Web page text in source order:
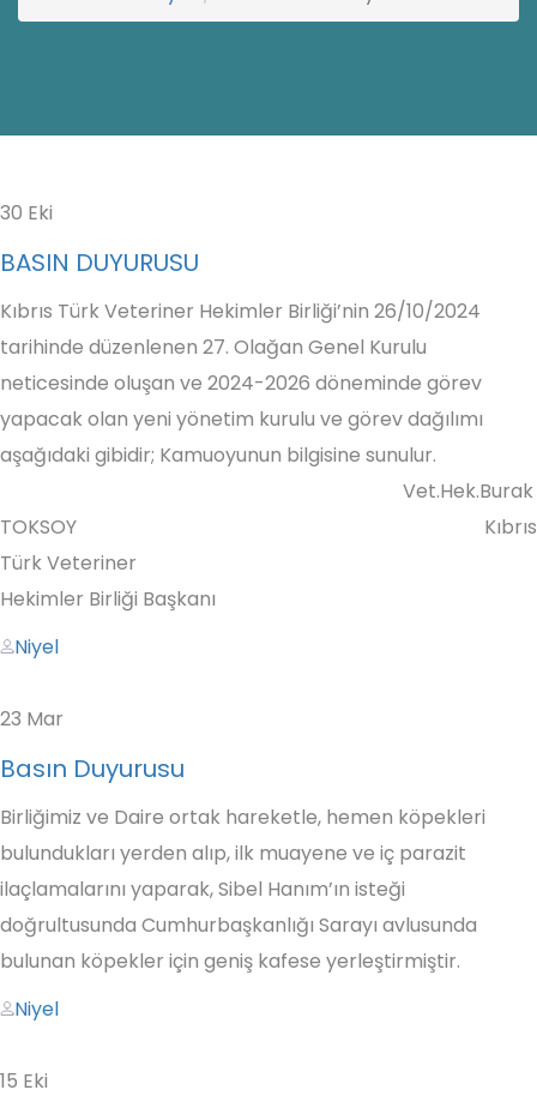
30 Eki
BASIN DUYURUSU
Kıbrıs Türk Veteriner Hekimler Birliği’nin 26/10/2024
tarihinde düzenlenen 27. Olağan Genel Kurulu
neticesinde oluşan ve 2024-2026 döneminde görev
yapacak olan yeni yönetim kurulu ve görev dağılımı
aşağıdaki gibidir; Kamuoyunun bilgisine sunulur.
Vet.Hek.Burak
TOKSOY Kıbrıs
Türk Veteriner
Hekimler Birliği Başkanı
Author
Niyel
23 Mar
Basın Duyurusu
Birliğimiz ve Daire ortak hareketle, hemen köpekleri
bulundukları yerden alıp, ilk muayene ve iç parazit
ilaçlamalarını yaparak, Sibel Hanım’ın isteği
doğrultusunda Cumhurbaşkanlığı Sarayı avlusunda
bulunan köpekler için geniş kafese yerleştirmiştir.
Author
Niyel
15 Eki